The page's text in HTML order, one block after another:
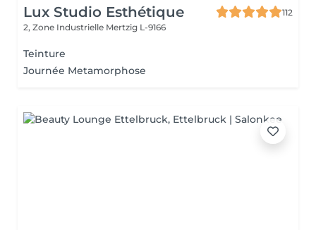
Lux Studio Esthétique
112
2, Zone Industrielle Mertzig L-9166
Teinture
Journée Metamorphose